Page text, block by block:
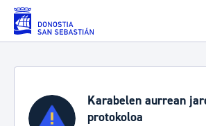
Eduki nagusira joan
Karabelen aurrean
protokoloa